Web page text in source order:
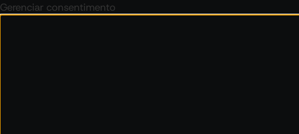
Gerenciar consentimento